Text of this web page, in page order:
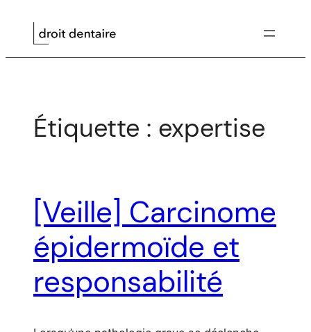
Étiquette : expertise
[Veille] Carcinome
épidermoïde et
responsabilité